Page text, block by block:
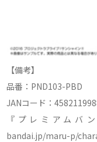
【備考】
品番：PND103-PBD
JANコード：
『プレミアムバ
bandai.jp/maru-p/